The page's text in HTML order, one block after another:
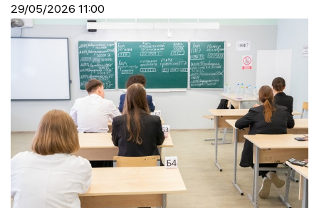
29/05/2026 11:00